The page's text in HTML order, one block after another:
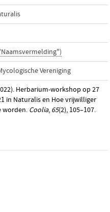
Vereniging
Herbarium-workshop op 27
in Naturalis en Hoe vrijwilliger
worden. Coolia, 65(2), 105–107.